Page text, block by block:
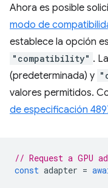
Ahora es posible
modo de
establece la opción
"compatibility" .
(predeterminada) y
valores permitidos.
de especificación
// Request a GPU
const adapter =